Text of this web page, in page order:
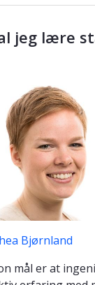
jeg lære
Bjørnland
mål er at